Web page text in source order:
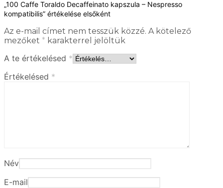
„100 Caffe Toraldo Decaffeinato kapszula – Nespresso
kompatibilis” értékelése elsőként
Az e-mail címet nem tesszük közzé. A kötelező
mezőket * karakterrel jelöltük
A te értékelésed *
Értékelésed *
Név
E-mail